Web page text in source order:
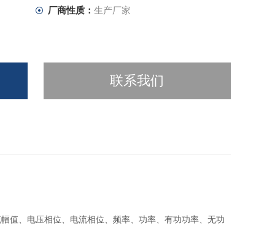
厂商性质： 生产厂家
联系我们
值、电压相位、电流相位、频率、功率、有功功率、无功